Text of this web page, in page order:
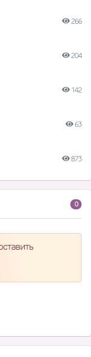
266
204
142
63
873
0